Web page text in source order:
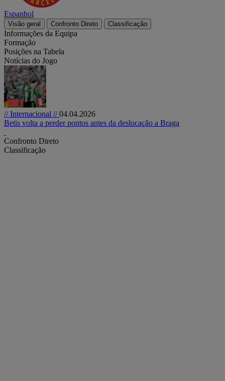
Espanhol
Visão geral Confronto Direto Classificação
Informações da Equipa
Formação
Posições na Tabela
Notícias do Jogo
// Internacional //04.04.2026
Betis volta a perder pontos antes da deslocação a Braga
Confronto Direto
Classificação